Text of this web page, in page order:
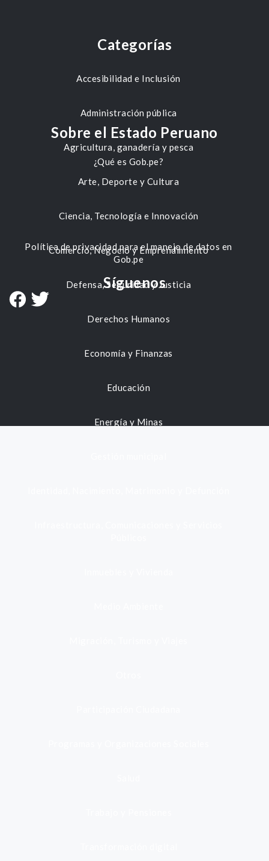
Categorías
Accesibilidad e Inclusión
Administración pública
Agricultura, ganadería y pesca
Arte, Deporte y Cultura
Ciencia, Tecnología e Innovación
Comercio, Negocio y Emprendimiento
Defensa, Seguridad y Justicia
Derechos Humanos
Economía y Finanzas
Educación
Energía y Minas
Sobre el Estado Peruano
¿Qué es Gob.pe?
Política de privacidad para el manejo de datos en
Gob.pe
Síguenos